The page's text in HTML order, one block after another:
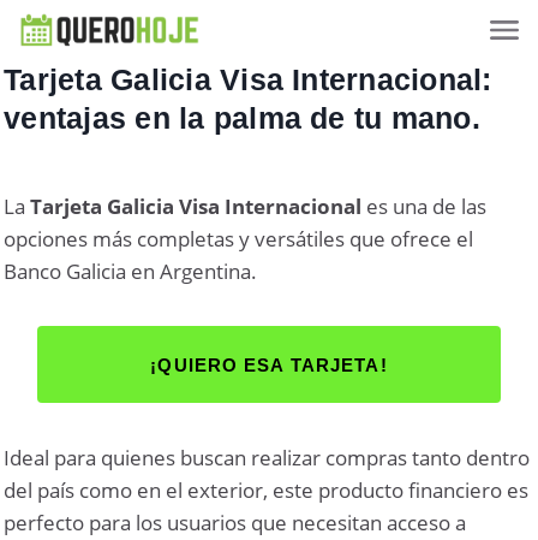
Tarjeta Galicia Visa Internacional:
ventajas en la palma de tu mano.
LaTarjeta Galicia Visa Internacional es una de las
opciones más completas y versátiles que ofrece el
Banco Galicia en Argentina.
¡QUIERO ESA TARJETA!
Ideal para quienes buscan realizar compras tanto dentro
del país como en el exterior, este producto financiero es
perfecto para los usuarios que necesitan acceso a